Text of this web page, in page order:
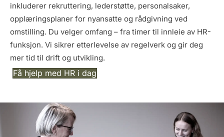
inkluderer rekruttering, lederstøtte, personalsaker,
opplæringsplaner for nyansatte og rådgivning ved
omstilling. Du velger omfang – fra timer til innleie av HR-
funksjon. Vi sikrer etterlevelse av regelverk og gir deg
mer tid til drift og utvikling.
Få hjelp med HR i dag